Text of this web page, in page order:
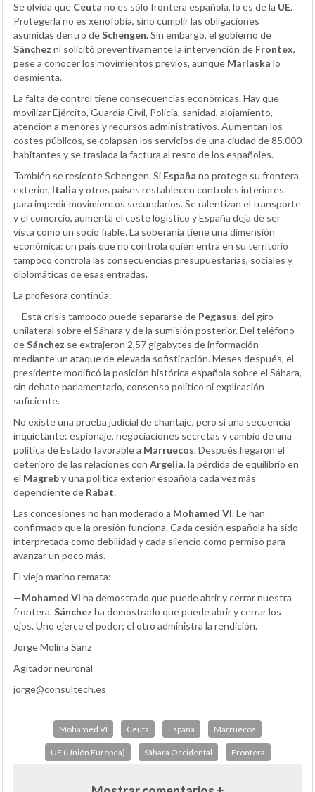
Se olvida que Ceuta no es sólo frontera española, lo es de la UE.
Protegerla no es xenofobia, sino cumplir las obligaciones
asumidas dentro deSchengen.Sin embargo, el gobierno de
Sánchez ni solicitó preventivamente la intervención de Frontex,
pese a conocer los movimientos previos, aunque Marlaska lo
desmienta.
La falta de control tiene consecuencias económicas. Hay que
movilizar Ejército, Guardia Civil, Policía, sanidad, alojamiento,
atención a menores y recursos administrativos. Aumentan los
costes públicos, se colapsan los servicios de una ciudad de 85.000
habitantes y se traslada la factura al resto de los españoles.
También se resiente Schengen. Si España no protege su frontera
exterior, Italia y otros países restablecen controles interiores
para impedir movimientos secundarios. Se ralentizan el transporte
y el comercio, aumenta el coste logístico y España deja de ser
vista como un socio fiable. La soberanía tiene una dimensión
económica: un país que no controla quién entra en su territorio
tampoco controla las consecuencias presupuestarias, sociales y
diplomáticas de esas entradas.
La profesora continúa:
—Esta crisis tampoco puede separarse de Pegasus, del giro
unilateral sobre el Sáhara y de la sumisión posterior. Del teléfono
deSánchez se extrajeron 2,57 gigabytes de información
mediante un ataque de elevada sofisticación. Meses después, el
presidente modificó la posición histórica española sobre el Sáhara,
sin debate parlamentario, consenso político ni explicación
suficiente.
No existe una prueba judicial de chantaje, pero sí una secuencia
inquietante: espionaje, negociaciones secretas y cambio de una
política de Estado favorable a Marruecos. Después llegaron el
deterioro de las relaciones con Argelia, la pérdida de equilibrio en
el Magreby una política exterior española cada vez más
dependiente de Rabat.
Las concesiones no han moderado a Mohamed VI. Le han
confirmado que la presión funciona. Cada cesión española ha sido
interpretada como debilidad y cada silencio como permiso para
avanzar un poco más.
El viejo marino remata:
—Mohamed VI ha demostrado que puede abrir y cerrar nuestra
frontera.Sánchez ha demostrado que puede abrir y cerrar los
ojos. Uno ejerce el poder; el otro administra la rendición.
Jorge Molina Sanz
Agitador neuronal
jorge@consultech.es
Mohamed VI Ceuta España Marruecos
UE (Unión Europea) Sáhara Occidental Frontera